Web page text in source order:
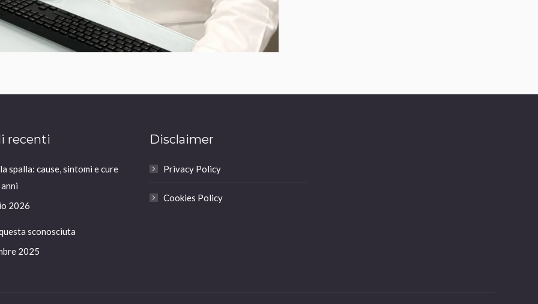
recenti
spalla: cause, sintomi e cure
2026
sconosciuta
2025
Disclaimer
Privacy Policy
Cookies Policy